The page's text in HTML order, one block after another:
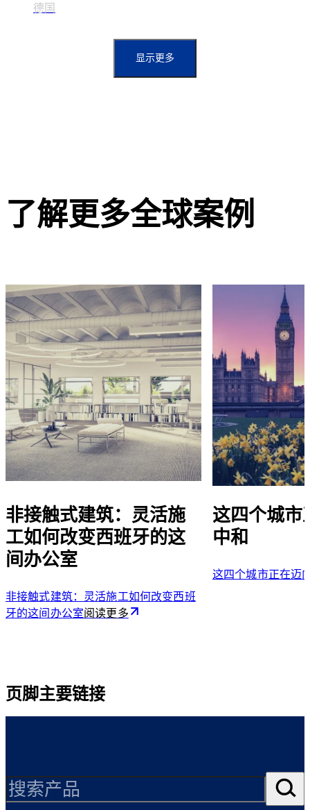
德国
显示更多
了解更多全球案例
非接触式建筑：灵活施
工如何改变西班牙的这
间办公室
非接触式建筑：灵活施工如何改变西班
牙的这间办公室阅读更多
这四个城市
中和
这四个城市正在迈
页脚主要链接